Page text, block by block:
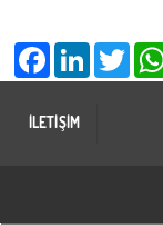
İLETİŞİM
Facebook LinkedIn Twitter